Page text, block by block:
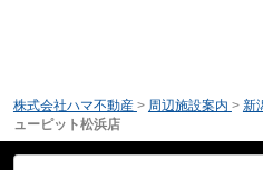
株式会社ハマ不動産 > 周辺施設案内 > 新
ューピット松浜店